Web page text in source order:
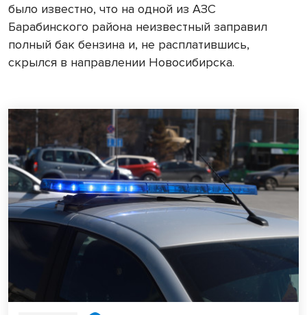
было известно, что на одной из АЗС
Барабинского района неизвестный заправил
полный бак бензина и, не расплатившись,
скрылся в направлении Новосибирска.